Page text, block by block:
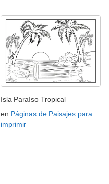
Isla Paraíso Tropical
en Páginas de Paisajes para
imprimir